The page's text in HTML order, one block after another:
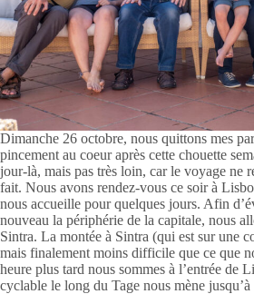
Dimanche 26 octobre, nous quittons mes
pincement au coeur après cette chouette
jour-là, mais pas très loin, car le voyage ne
fait. Nous avons rendez-vous ce soir à
nous accueille pour quelques jours. Afin
nouveau la périphérie de la capitale, nous
Sintra. La montée à Sintra (qui est sur une
mais finalement moins difficile que ce que
heure plus tard nous sommes à l’entrée de
cyclable le long du Tage nous mène